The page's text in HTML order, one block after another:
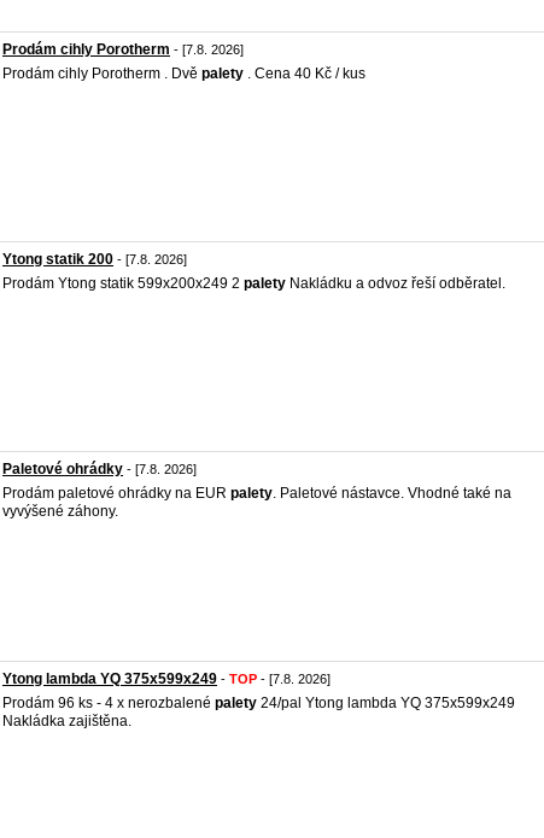
Prodám cihly Porotherm - [7.8. 2026]
Prodám cihly Porotherm . Dvě palety . Cena 40 Kč / kus
Ytong statik 200 - [7.8. 2026]
Prodám Ytong statik 599x200x249 2 palety Nakládku a odvoz řeší odběratel.
Paletové ohrádky - [7.8. 2026]
Prodám paletové ohrádky na EUR palety. Paletové nástavce. Vhodné také na
vyvýšené záhony.
Ytong lambda YQ 375x599x249 - TOP - [7.8. 2026]
Prodám 96 ks - 4 x nerozbalené palety 24/pal Ytong lambda YQ 375x599x249
Nakládka zajištěna.